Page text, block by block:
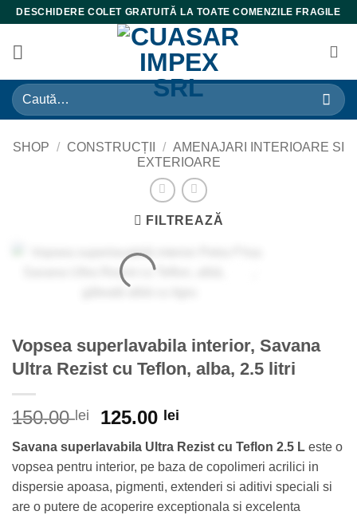
Skip
content
DESCHIDERE COLET GRATUITĂ LA TOATE COMENZILE FRAGILE
Caută
după:
SHOP / CONSTRUCȚII / AMENAJARI INTERIOARE SI
EXTERIOARE
FILTREAZĂ
Vopsea superlavabila interior, Savana
Ultra Rezist cu Teflon, alba, 2.5 litri
150.00 lei
Prețul
a
fost:
150.00 lei.
125.00 lei
este:
125.00 lei.
Savana superlavabila Ultra Rezist cu Teflon 2.5 L este o
vopsea pentru interior, pe baza de copolimeri acrilici in
dispersie apoasa, pigmenti, extenderi si aditivi speciali si
are o putere de acoperire exceptionala si excelenta